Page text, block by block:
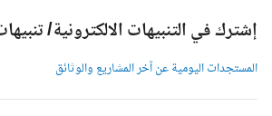
إشترك في التنبيهات الالكترونية/ تنبيهات
المستجدات اليومية عن آخر المشاريع والوثائق